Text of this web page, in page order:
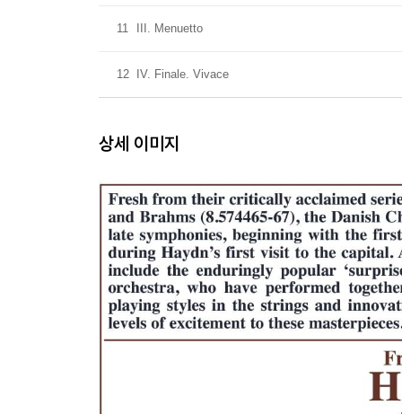
11 III. Menuetto
12 IV. Finale. Vivace
상세 이미지